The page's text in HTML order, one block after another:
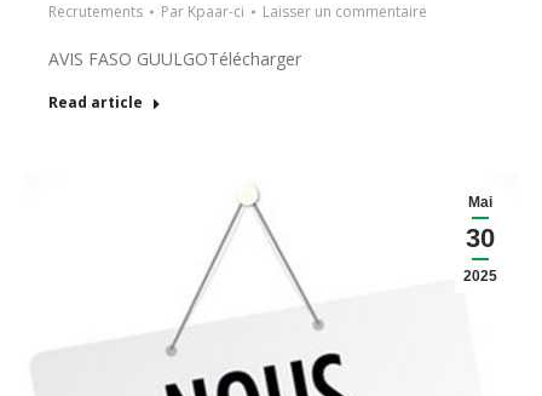
Recrutements Par Kpaar-ci Laisser un commentaire
AVIS FASO GUULGOTélécharger
Read article
Mai
30
2025